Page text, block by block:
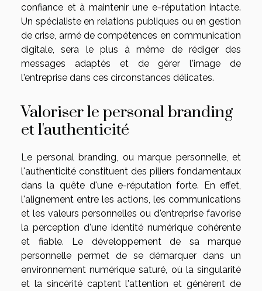
confiance et à maintenir une e-réputation intacte.
Un spécialiste en relations publiques ou en gestion
de crise, armé de compétences en communication
digitale, sera le plus à même de rédiger des
messages adaptés et de gérer l'image de
l'entreprise dans ces circonstances délicates.
Valoriser le personal branding
et l'authenticité
Le personal branding, ou marque personnelle, et
l'authenticité constituent des piliers fondamentaux
dans la quête d'une e-réputation forte. En effet,
l'alignement entre les actions, les communications
et les valeurs personnelles ou d'entreprise favorise
la perception d'une identité numérique cohérente
et fiable. Le développement de sa marque
personnelle permet de se démarquer dans un
environnement numérique saturé, où la singularité
et la sincérité captent l'attention et génèrent de